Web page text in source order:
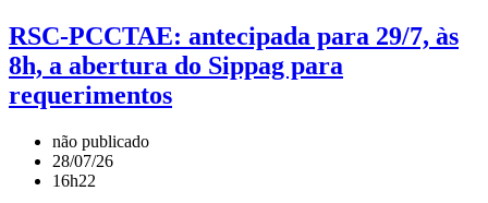
RSC-PCCTAE: antecipada para 29/7, às
8h, a abertura do Sippag para
requerimentos
não publicado
28/07/26
16h22